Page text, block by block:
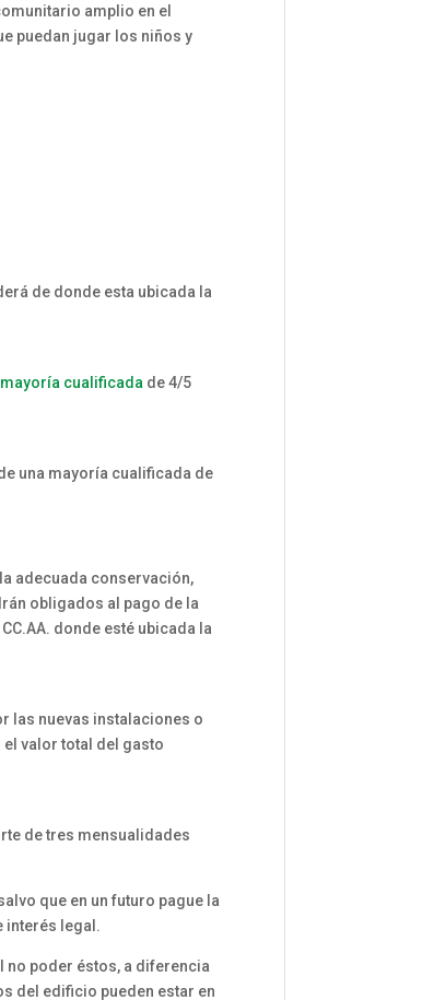
amplio en el
puedan jugar los niños y
de donde esta ubicada la
mayoría cualificada de 4/5
una mayoría cualificada de
adecuada conservación,
obligados al pago de la
donde esté ubicada la
las nuevas instalaciones o
valor total del gasto
de tres mensualidades
que en un futuro pague la
interés legal.
no poder éstos, a diferencia
del edificio pueden estar en